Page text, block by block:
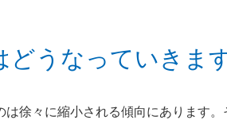
うなっていきま
徐々に縮小される傾向にあります